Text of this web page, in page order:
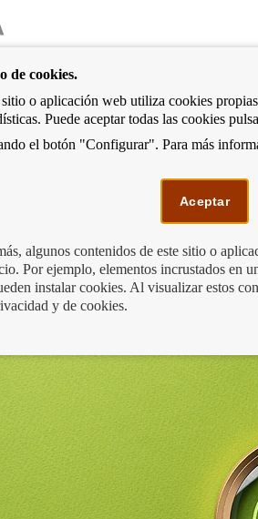
tus cuentas claras
de cookies.
sitio o aplicación web utiliza cookies
Puede aceptar todas las cookies
el botón "Configurar". Para más
Aceptar
algunos contenidos de este sitio o
Por ejemplo, elementos incrustados en
instalar cookies. Al visualizar estos
y de cookies.